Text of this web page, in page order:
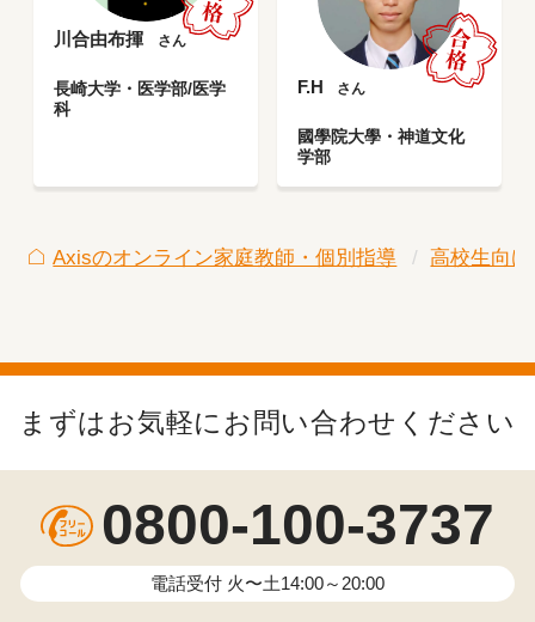
川合由布揮 さん
長崎大学・医学部/医学
科
F.H さん
國學院大學・神道文化
学部
Axisのオンライン家庭教師・個別指導 高校生向け
まずはお気軽にお問い合わせください
0800-100-3737
電話受付 火〜土14:00～20:00